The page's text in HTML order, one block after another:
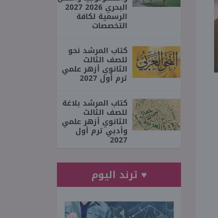
البحري 2026 2027
الرسمية لكافة
التخصصات
كتاب المرشد نحو
للصف الثالث
الثانوي أزهر علمي
ترم أول 2027
كتاب المرشد بلاغة
للصف الثالث
الثانوي أزهر علمي
وأدبي ترم أول
2027
♥ ترند اليوم